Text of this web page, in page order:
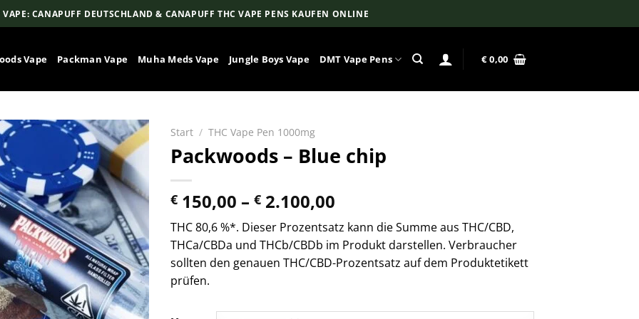
CANAPUFF DEUTSCHLAND & CANAPUFF THC VAPE PENS KAUFEN ONLINE
Vape Packman Vape Muha Meds Vape Jungle Boys Vape DMT Vape Pens €0,00
Start / THC Vape Pen 1000mg
Packwoods – Blue chip
€ 150,00 – € 2.100,00
€ 150,00
bis
€ 2.100,00
THC 80,6 %*. Dieser Prozentsatz kann die Summe aus THC/CBD,
THCa/CBDa und THCb/CBDb im Produkt darstellen. Verbraucher
sollten den genauen THC/CBD-Prozentsatz auf dem Produktetikett
prüfen.